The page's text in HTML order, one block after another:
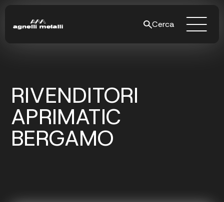
Cerca
RIVENDITORI
APRIMATIC
BERGAMO